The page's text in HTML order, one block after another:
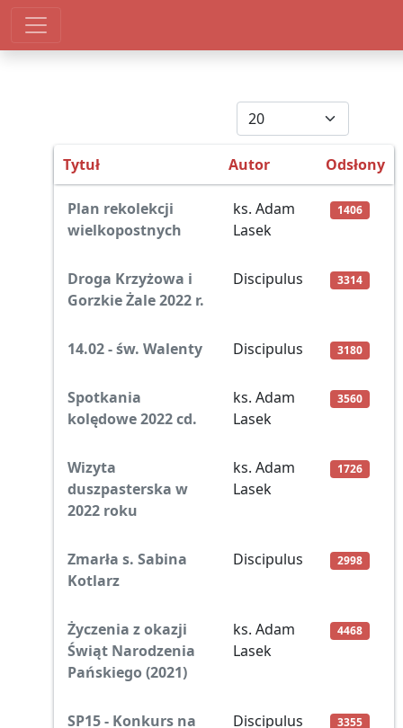
Pokaż #
Tytuł Autor Odsłony
Plan rekolekcji
wielkopostnych
ks. Adam
Lasek
1406
Droga Krzyżowa i
Gorzkie Żale 2022 r.
Discipulus 3314
14.02 - św. Walenty Discipulus 3180
Spotkania
kolędowe 2022 cd.
ks. Adam
Lasek
3560
Wizyta
duszpasterska w
2022 roku
ks. Adam
Lasek
1726
Zmarła s. Sabina
Kotlarz
Discipulus 2998
Życzenia z okazji
Świąt Narodzenia
Pańskiego (2021)
ks. Adam
Lasek
4468
SP15 - Konkurs na
Discipulus 3355